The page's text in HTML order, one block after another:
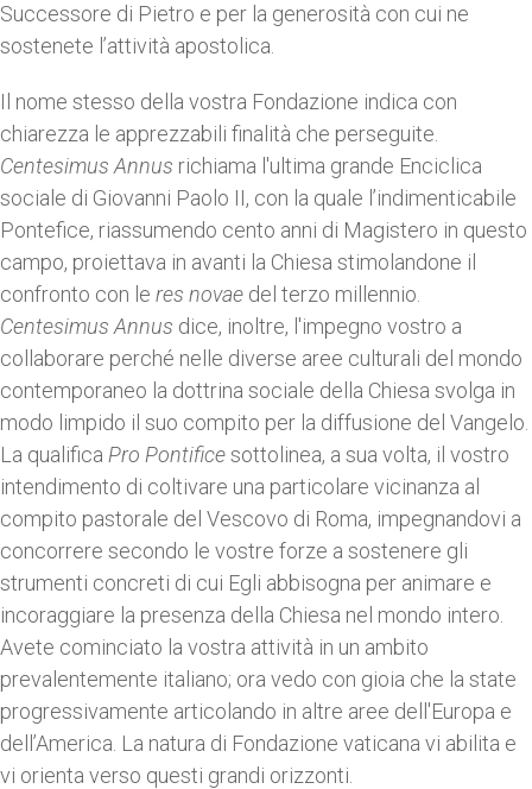
Successore di Pietro e per la generosità con cui ne
sostenete l’attività apostolica.
Il nome stesso della vostra Fondazione indica con
chiarezza le apprezzabili finalità che perseguite.
Centesimus Annus richiama l'ultima grande Enciclica
sociale di Giovanni Paolo II, con la quale l’indimenticabile
Pontefice, riassumendo cento anni di Magistero in questo
campo, proiettava in avanti la Chiesa stimolandone il
confronto con le res novae del terzo millennio.
Centesimus Annus dice, inoltre, l'impegno vostro a
collaborare perché nelle diverse aree culturali del mondo
contemporaneo la dottrina sociale della Chiesa svolga in
modo limpido il suo compito per la diffusione del Vangelo.
La qualifica Pro Pontificesottolinea, a sua volta, il vostro
intendimento di coltivare una particolare vicinanza al
compito pastorale del Vescovo di Roma, impegnandovi a
concorrere secondo le vostre forze a sostenere gli
strumenti concreti di cui Egli abbisogna per animare e
incoraggiare la presenza della Chiesa nel mondo intero.
Avete cominciato la vostra attività in un ambito
prevalentemente italiano; ora vedo con gioia che la state
progressivamente articolando in altre aree dell'Europa e
dell’America. La natura di Fondazione vaticana vi abilita e
vi orienta verso questi grandi orizzonti.